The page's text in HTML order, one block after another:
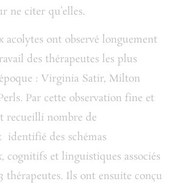
ne citer qu’elles.
acolytes ont observé longuement
des thérapeutes les plus
: Virginia Satir, Milton
Par cette observation fine et
recueilli nombre de
identifié des schémas
cognitifs et linguistiques associés
thérapeutes. Ils ont ensuite conçu